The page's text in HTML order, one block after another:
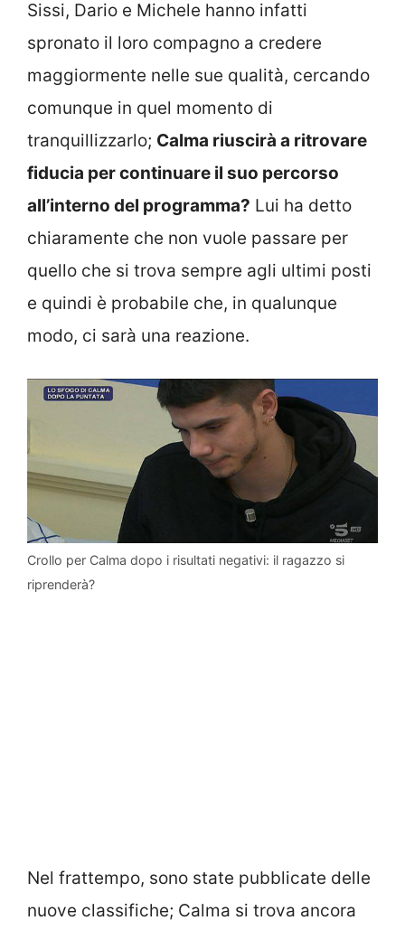
Sissi, Dario e Michele hanno infatti
spronato il loro compagno a credere
maggiormente nelle sue qualità, cercando
comunque in quel momento di
tranquillizzarlo; Calma riuscirà a ritrovare
fiducia per continuare il suo percorso
all’interno del programma? Lui ha detto
chiaramente che non vuole passare per
quello che si trova sempre agli ultimi posti
e quindi è probabile che, in qualunque
modo, ci sarà una reazione.
Crollo per Calma dopo i risultati negativi: il ragazzo si
riprenderà?
Nel frattempo, sono state pubblicate delle
nuove classifiche; Calma si trova ancora